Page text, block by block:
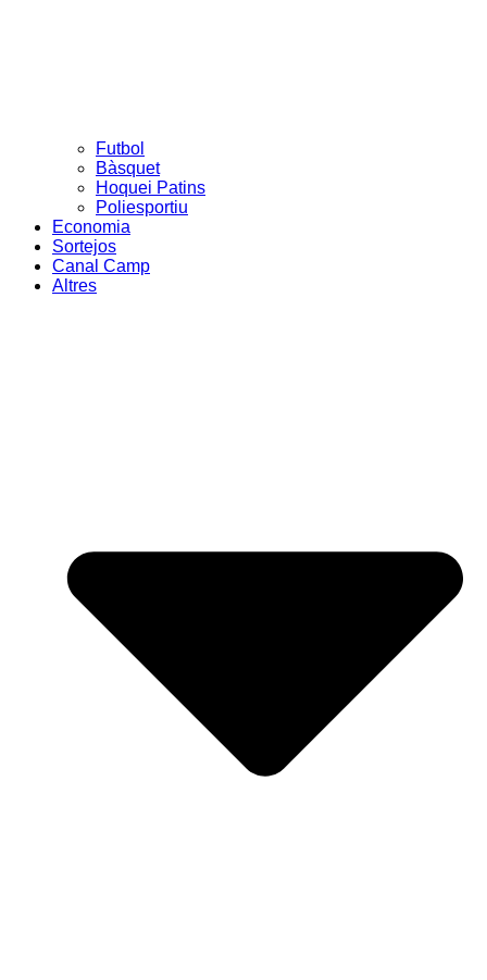
Futbol
Bàsquet
Hoquei Patins
Poliesportiu
Economia
Sortejos
Canal Camp
Altres